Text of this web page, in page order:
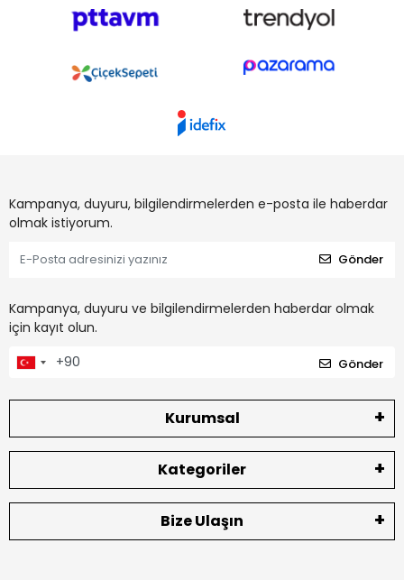
Kampanya, duyuru, bilgilendirmelerden e-posta ile haberdar
olmak istiyorum.
Gönder
Kampanya, duyuru ve bilgilendirmelerden haberdar olmak
için kayıt olun.
Gönder
Kurumsal
Kategoriler
Bize Ulaşın